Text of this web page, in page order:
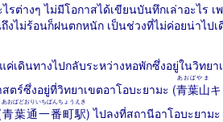
รต่างๆ ไม่มีโอกาสได้เขียนบันทึกเล่าอะไร
งไม่ร้อนก็ฝนตกหนัก เป็นช่วงที่ไม่ค่อยน่าไปเ
เดินทางไปกลับระหว่างหอพักซึ่งอยู่ในวิทยา
ตร์ซึ่งอยู่ที่วิทยาเขตอาโอบะยามะ (青葉山
あおばやま
青葉通一番町駅
あおばどおりいちばんちょうえき
) ไปลงที่สถานีอาโอบะยามะ